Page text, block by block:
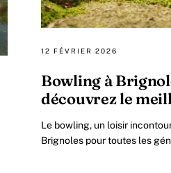
12 FÉVRIER 2026
Bowling à
découvrez le
Le bowling, un loisir
Brignoles pour toutes les